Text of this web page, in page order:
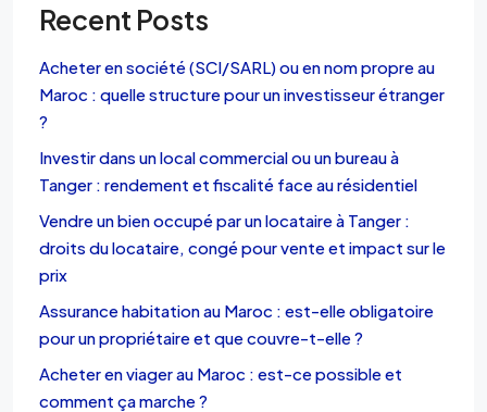
Recent Posts
Acheter en société (SCI/SARL) ou en nom propre au
Maroc : quelle structure pour un investisseur étranger
?
Investir dans un local commercial ou un bureau à
Tanger : rendement et fiscalité face au résidentiel
Vendre un bien occupé par un locataire à Tanger :
droits du locataire, congé pour vente et impact sur le
prix
Assurance habitation au Maroc : est-elle obligatoire
pour un propriétaire et que couvre-t-elle ?
Acheter en viager au Maroc : est-ce possible et
comment ça marche ?